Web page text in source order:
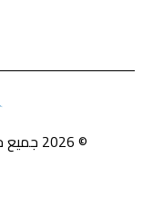
© 2026 جميع حقوق الطبع محفوظة، سودانايل